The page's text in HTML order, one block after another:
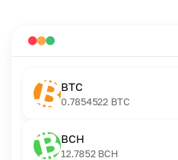
BTC
0.7854522 BTC
BCH
12.7852 BCH